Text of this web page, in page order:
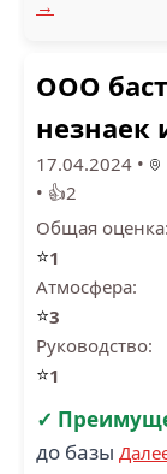
→
ООО
незнаек
17.04.2024 •
• 👍2
Общая оценка:
⭐1
Атмосфера:
⭐3
Руководство:
⭐1
✓
до базы